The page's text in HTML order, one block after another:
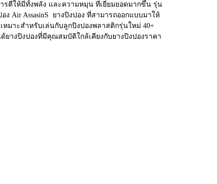
รตีให้มีทั้งพลัง และความหมุน ที่เยี่ยมยอดมากขึ้น รุ่น
Air AssasinS ยางปิงปอง ที่สามารถออกแบบมาให้
หมาะสำหรับเล่นกับลูกปิงปองพลาสติกรุ่นใหม่ 40+
างปิงปองที่มีคุณสมบัติใกล้เคียงกับยางปิงปองราคา